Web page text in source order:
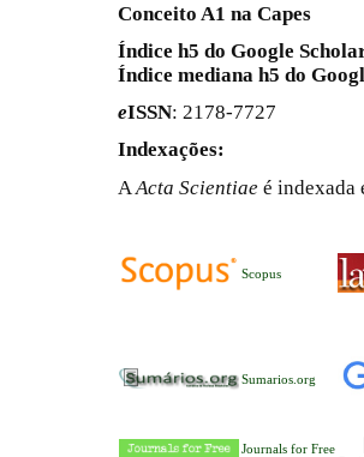
Conceito A1 na Capes
Índice h5 do Google
Índice mediana h5 do
eISSN: 2178-7727
Indexações:
A Acta Scientiae é indexada
Scopus
Sumarios.org
Journals for Free